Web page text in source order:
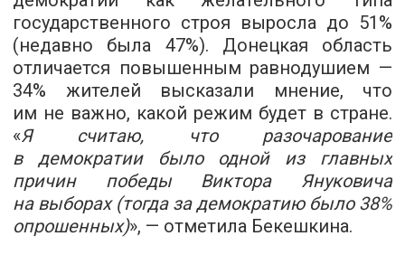
государственного строя выросла до 51%
(недавно была 47%). Донецкая область
отличается повышенным равнодушием —
34% жителей высказали мнение, что
им не важно, какой режим будет в стране.
«Я считаю, что разочарование
в демократии было одной из главных
причин победы Виктора Януковича
на выборах (тогда за демократию было 38%
опрошенных)», — отметила Бекешкина.